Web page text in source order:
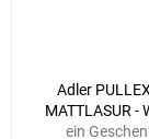
Adler
MATTLASUR -
ein